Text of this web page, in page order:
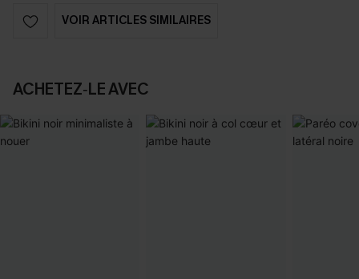
VOIR ARTICLES SIMILAIRES
ACHETEZ‑LE AVEC